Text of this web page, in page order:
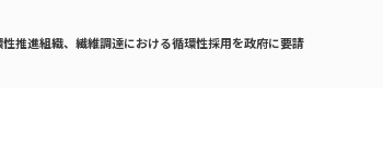
推進組織、繊維調達における循環性採用を政府に要請